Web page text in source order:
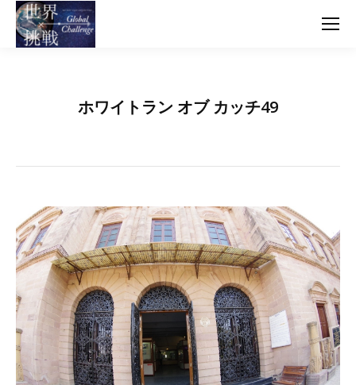
ホワイトラン オブ カッチ49